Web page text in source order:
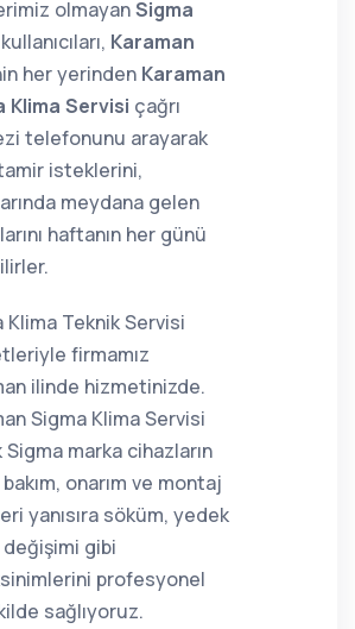
olmayanSigma
Karaman
her yerinden Karaman
Klima Servisi çağrı
telefonunu arayarak
isteklerini,
meydana gelen
haftanın her günü
Klima Teknik Servisi
firmamız
ilinde hizmetinizde.
Sigma Klima Servisi
Sigma marka cihazların
onarım ve montaj
yanısıra söküm, yedek
gibi
profesyonel
sağlıyoruz.